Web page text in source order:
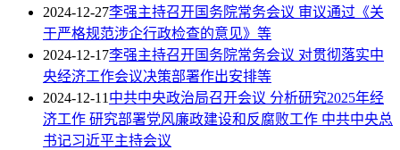
2024-12-27李强主持召开国务院常务会议 审议通过《关
于严格规范涉企行政检查的意见》等
2024-12-17李强主持召开国务院常务会议 对贯彻落实中
央经济工作会议决策部署作出安排等
2024-12-11中共中央政治局召开会议 分析研究2025年经
济工作 研究部署党风廉政建设和反腐败工作 中共中央总
书记习近平主持会议